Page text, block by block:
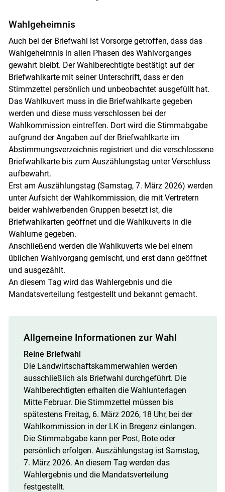
Wahlgeheimnis
Auch bei der Briefwahl ist Vorsorge getroffen, dass das
Wahlgeheimnis in allen Phasen des Wahlvorganges
gewahrt bleibt. Der Wahlberechtigte bestätigt auf der
Briefwahlkarte mit seiner Unterschrift, dass er den
Stimmzettel persönlich und unbeobachtet ausgefüllt hat.
Das Wahlkuvert muss in die Briefwahlkarte gegeben
werden und diese muss verschlossen bei der
Wahlkommission eintreffen. Dort wird die Stimmabgabe
aufgrund der Angaben auf der Briefwahlkarte im
Abstimmungsverzeichnis registriert und die verschlossene
Briefwahlkarte bis zum Auszählungstag unter Verschluss
aufbewahrt.
Erst am Auszählungstag (Samstag, 7. März 2026) werden
unter Aufsicht der Wahlkommission, die mit Vertretern
beider wahlwerbenden Gruppen besetzt ist, die
Briefwahlkarten geöffnet und die Wahlkuverts in die
Wahlurne gegeben.
Anschließend werden die Wahlkuverts wie bei einem
üblichen Wahlvorgang gemischt, und erst dann geöffnet
und ausgezählt.
An diesem Tag wird das Wahlergebnis und die
Mandatsverteilung festgestellt und bekannt gemacht.
Allgemeine Informationen zur Wahl
Reine Briefwahl
Die Landwirtschaftskammerwahlen werden
ausschließlich als Briefwahl durchgeführt. Die
Wahlberechtigten erhalten die Wahlunterlagen
Mitte Februar. Die Stimmzettel müssen bis
spätestens Freitag, 6. März 2026, 18 Uhr, bei der
Wahlkommission in der LK in Bregenz einlangen.
Die Stimmabgabe kann per Post, Bote oder
persönlich erfolgen. Auszählungstag ist Samstag,
7. März 2026. An diesem Tag werden das
Wahlergebnis und die Mandatsverteilung
festgestellt.